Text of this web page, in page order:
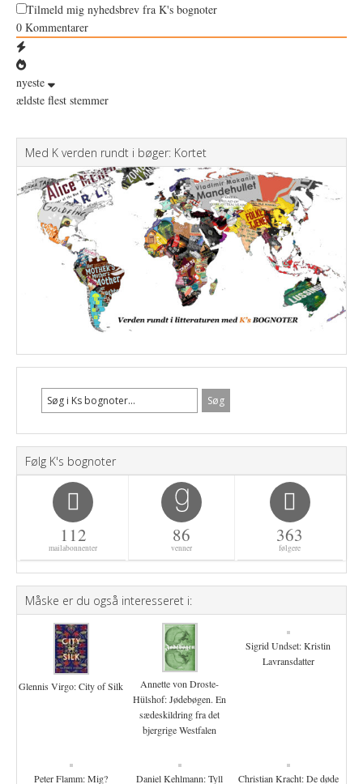
Tilmeld mig nyhedsbrev fra K's bognoter
0 Kommentarer
nyeste
ældste flest stemmer
Med K verden rundt i bøger: Kortet
Følg K's bognoter
112
mailabonnenter
86
venner
363
følgere
Måske er du også interesseret i:
Glennis Virgo: City of Silk
Annette von Droste-
Hülshof: Jødebøgen. En
sædeskildring fra det
bjergrige Westfalen
Sigrid Undset: Kristin
Lavransdatter
Peter Flamm: Mig? Daniel Kehlmann: Tyll Christian Kracht: De døde